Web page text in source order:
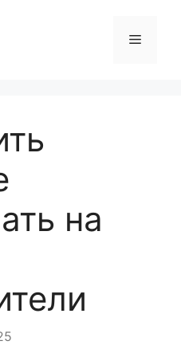
Меню
на